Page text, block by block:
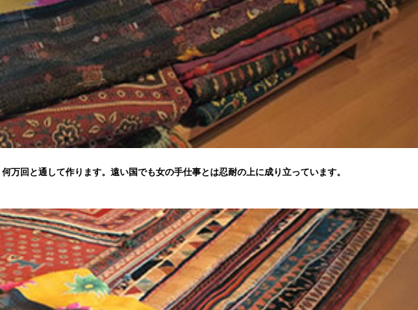
回と通して作ります。遠い国でも女の手仕事とは忍耐の上に成り立っています。